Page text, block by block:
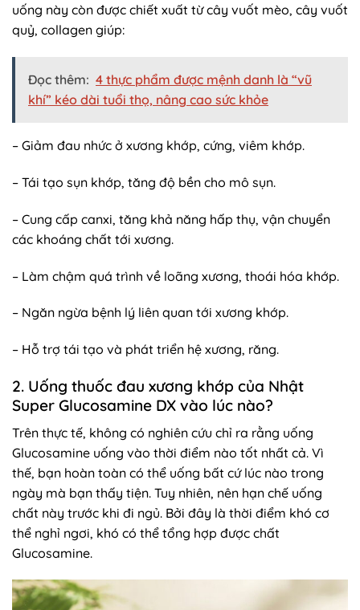
uống này còn được chiết xuất từ cây vuốt mèo, cây vuốt
quỷ, collagen giúp:
Đọc thêm: 4 thực phẩm được mệnh danh là “vũ
khí” kéo dài tuổi thọ, nâng cao sức khỏe
– Giảm đau nhức ở xương khớp, cứng, viêm khớp.
– Tái tạo sụn khớp, tăng độ bền cho mô sụn.
– Cung cấp canxi, tăng khả năng hấp thụ, vận chuyển
các khoáng chất tới xương.
– Làm chậm quá trình về loãng xương, thoái hóa khớp.
– Ngăn ngừa bệnh lý liên quan tới xương khớp.
– Hỗ trợ tái tạo và phát triển hệ xương, răng.
2. Uống thuốc đau xương khớp của Nhật
Super Glucosamine DX vào lúc nào?
Trên thực tế, không có nghiên cứu chỉ ra rằng uống
Glucosamine uống vào thời điểm nào tốt nhất cả. Vì
thế, bạn hoàn toàn có thể uống bất cứ lúc nào trong
ngày mà bạn thấy tiện. Tuy nhiên, nên hạn chế uống
chất này trước khi đi ngủ. Bởi đây là thời điểm khó cơ
thể nghỉ ngơi, khó có thể tổng hợp được chất
Glucosamine.